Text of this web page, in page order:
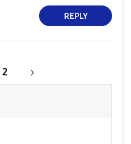
REPLY
2